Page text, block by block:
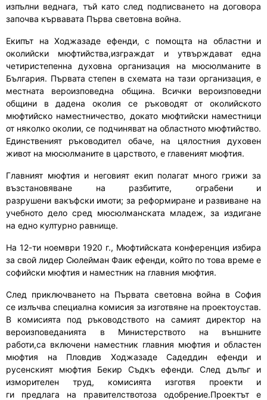
изпълни веднага, тъй като след подписването на договора
започва кървавата Първа световна война.
Екипът на Ходжазаде ефенди, с помощта на областни и
околийски мюфтийства,изграждат и утвърждават една
четиристепенна духовна организация на мюсюлманите в
България. Първата степен в схемата на тази организация, е
местната вероизповедна община. Всички вероизповедни
общини в дадена околия се ръководят от околийското
мюфтийско наместничество, докато мюфтийски наместници
от няколко околии,се подчиняват на областното мюфтийство.
Единственият ръководител обаче, на цялостния духовен
живот на мюсюлманите в царството, е главеният мюфтия.
Главният мюфтия и неговият екип полагат много грижи за
възстановяване на разбитите, ограбени и
разрушени вакъфски имоти; за реформиране и развиване на
учебното дело сред мюсюлманската младеж, за издигане
на едно културно равнище.
На 12-ти ноември 1920 г., Мюфтийската конференция избира
за свой лидер Сюлейман Фаик ефенди, който по това време е
софийски мюфтия и наместник на главния мюфтия.
След приключването на Първата световна война в София
се излъчва специална комисия за изготвяне на проектоустав.
В комисията под ръководството на самият директор на
вероизповеданията в Министерството на външните
работи,са включени наместник главния мюфтия и областен
мюфтия на Пловдив Ходжазаде Садеддин ефенди и
русенският мюфтия Бекир Съдкъ ефенди. След дълъг и
изморителен труд, комисията изготвя проекти и
ги предлага на правителствотоза одобрение.Проектът е